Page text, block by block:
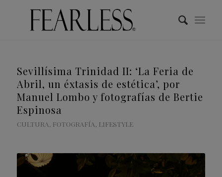
Sevillísima Trinidad II: ‘La Feria de
Abril, un éxtasis de estética’, por
Manuel Lombo y fotografías de Bertie
Espinosa
CULTURA, FOTOGRAFÍA, LIFESTYLE